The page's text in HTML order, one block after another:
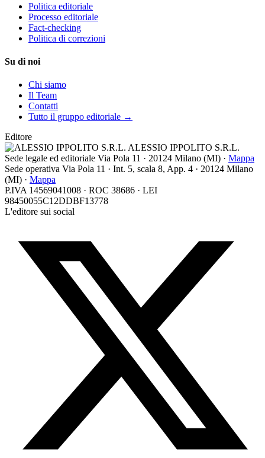
Politica editoriale
Processo editoriale
Fact-checking
Politica di correzioni
Su di noi
Chi siamo
Il Team
Contatti
Tutto il gruppo editoriale →
Editore
ALESSIO IPPOLITO S.R.L.
Sede legale ed editoriale Via Pola 11 · 20124 Milano (MI) · Mappa
Sede operativa Via Pola 11 · Int. 5, scala 8, App. 4 · 20124 Milano
(MI) · Mappa
P.IVA 14569041008 · ROC 38686 · LEI
98450055C12DDBF13778
L'editore sui social